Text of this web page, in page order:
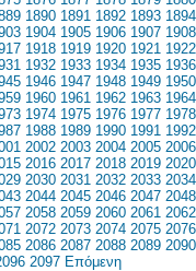
1890 1891 1892 1893 1894
1904 1905 1906 1907 1908
1918 1919 1920 1921 1922
1932 1933 1934 1935 1936
1946 1947 1948 1949 1950
1960 1961 1962 1963 1964
1974 1975 1976 1977 1978
1988 1989 1990 1991 1992
2002 2003 2004 2005 2006
2016 2017 2018 2019 2020
2030 2031 2032 2033 2034
2044 2045 2046 2047 2048
2058 2059 2060 2061 2062
2072 2073 2074 2075 2076
2086 2087 2088 2089 2090
2097 Επόμενη